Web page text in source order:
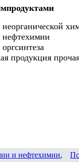
продукция
и нефтехимии,